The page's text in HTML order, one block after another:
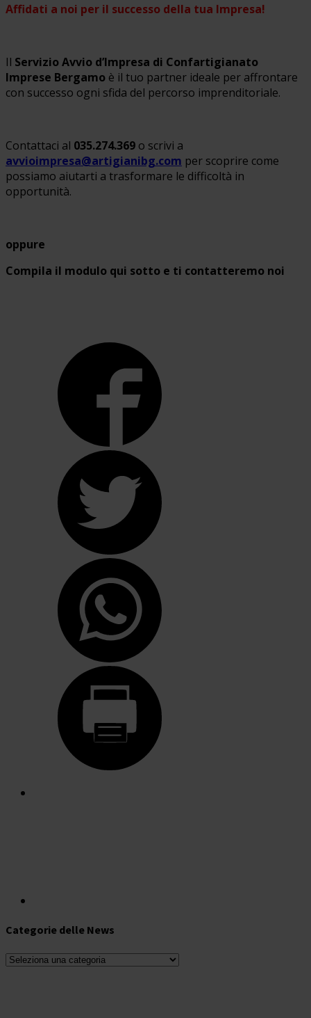
Affidati a noi per il successo della tua Impresa!
Il Servizio Avvio d’Impresa di Confartigianato
Imprese Bergamo è il tuo partner ideale per affrontare
con successo ogni sfida del percorso imprenditoriale.
Contattaci al 035.274.369 o scrivi a
avvioimpresa@artigianibg.com per scoprire come
possiamo aiutarti a trasformare le difficoltà in
opportunità.
oppure
Compila il modulo qui sotto e ti contatteremo noi
Categorie delle News
Categorie